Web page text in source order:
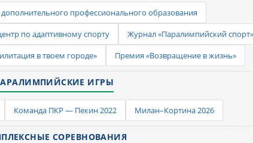
профессионального образования
по адаптивному спорту
Журнал «Паралимпийский спорт»
в твоем городе»
Премия «Возвращение в жизнь»
ИГРЫ
Команда ПКР — Пекин 2022 Милан–Кортина 2026
СОРЕВНОВАНИЯ